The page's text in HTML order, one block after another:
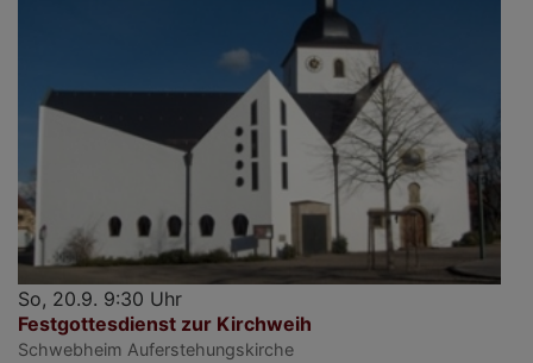
So, 20.9. 9:30 Uhr
Festgottesdienst zur Kirchweih
Schwebheim Auferstehungskirche